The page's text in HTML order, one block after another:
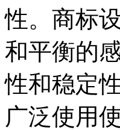
性。商标
和平衡的
性和稳定
广泛使用